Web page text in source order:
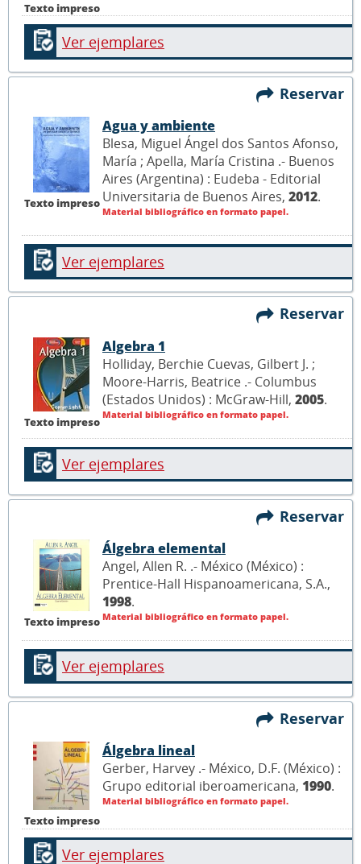
Texto impreso
Ver ejemplares
Reservar
Texto impreso
Agua y ambiente
Blesa, Miguel Ángel dos Santos Afonso,
María ; Apella, María Cristina .- Buenos
Aires (Argentina) : Eudeba - Editorial
Universitaria de Buenos Aires, 2012.
Material bibliográfico en formato papel.
Ver ejemplares
Reservar
Texto impreso
Algebra 1
Holliday, Berchie Cuevas, Gilbert J. ;
Moore-Harris, Beatrice .- Columbus
(Estados Unidos) : McGraw-Hill, 2005.
Material bibliográfico en formato papel.
Ver ejemplares
Reservar
Texto impreso
Álgebra elemental
Angel, Allen R. .- México (México) :
Prentice-Hall Hispanoamericana, S.A.,
1998.
Material bibliográfico en formato papel.
Ver ejemplares
Reservar
Texto impreso
Álgebra lineal
Gerber, Harvey .- México, D.F. (México) :
Grupo editorial iberoamericana, 1990.
Material bibliográfico en formato papel.
Ver ejemplares